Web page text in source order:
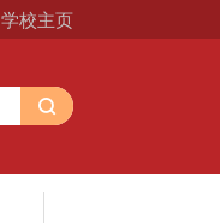
学校主页